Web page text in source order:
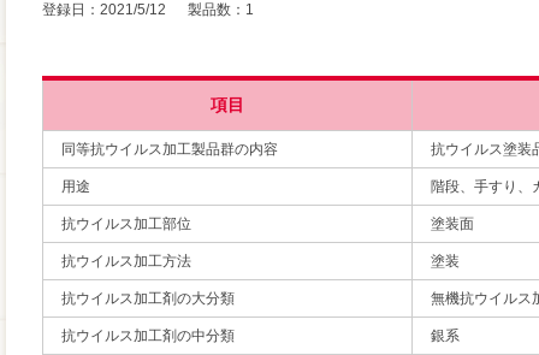
登録日：2021/5/12 製品数：1
項目
同等抗ウイルス加工製品群の内容 抗ウイルス塗装
用途 階段、手すり、
抗ウイルス加工部位 塗装面
抗ウイルス加工方法 塗装
抗ウイルス加工剤の大分類 無機抗ウイルス
抗ウイルス加工剤の中分類 銀系